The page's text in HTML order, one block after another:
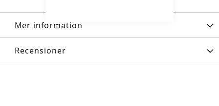
Mer information
Recensioner